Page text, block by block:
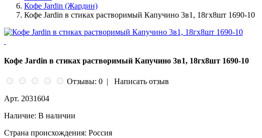
Кофе Jardin (Жардин)
Кофе Jardin в стиках растворимый Капучино 3в1, 18гх8шт 1690-10
Кофе Jardin в стиках растворимый Капучино 3в1, 18гх8шт 1690-10
Отзывы: 0 |
Написать отзыв
Арт. 2031604
Наличие: В наличии
Страна происхождения: Россия